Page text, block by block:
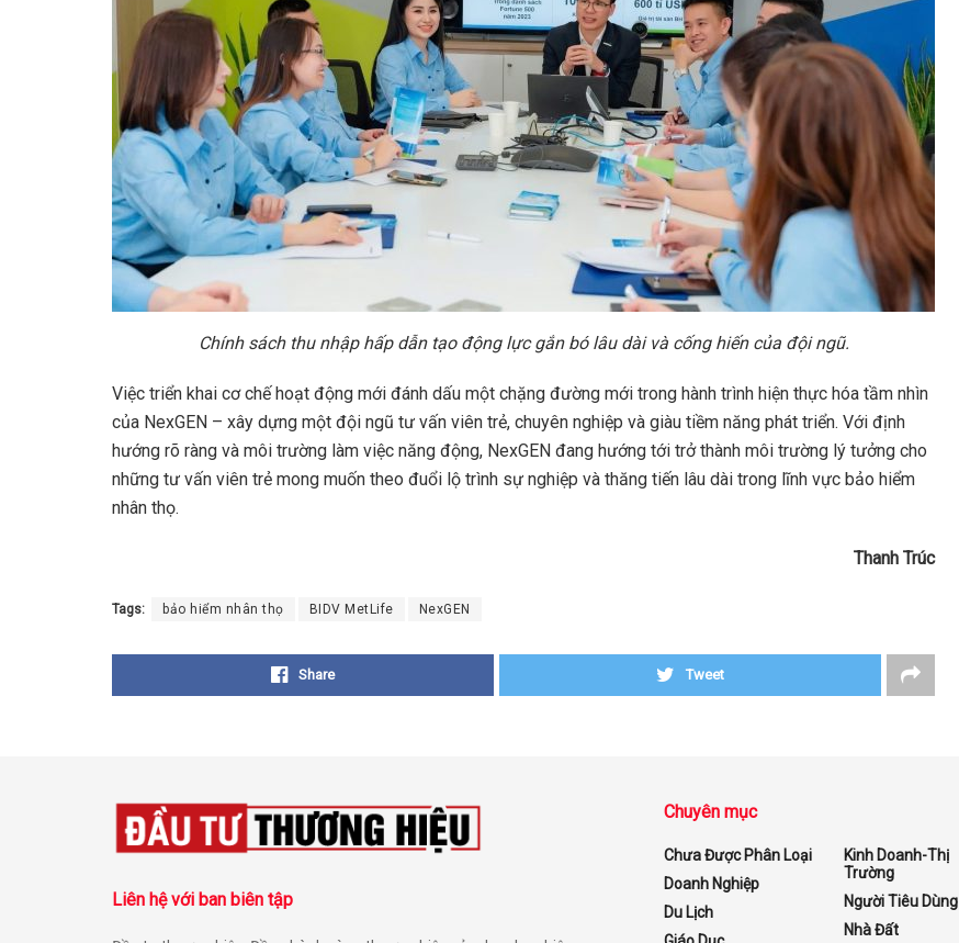
Chính sách thu nhập hấp dẫn tạo động lực gắn bó lâu dài và cống hiến của đội ngũ.
Việc triển khai cơ chế hoạt động mới đánh dấu một chặng đường mới trong hành trình hiện thực hóa tầm nhìn
của NexGEN – xây dựng một đội ngũ tư vấn viên trẻ, chuyên nghiệp và giàu tiềm năng phát triển. Với định
hướng rõ ràng và môi trường làm việc năng động, NexGEN đang hướng tới trở thành môi trường lý tưởng cho
những tư vấn viên trẻ mong muốn theo đuổi lộ trình sự nghiệp và thăng tiến lâu dài trong lĩnh vực bảo hiểm
nhân thọ.
Thanh Trúc
Tags: bảo hiểm nhân thọ BIDV MetLife NexGEN
Share Tweet
Liên hệ với ban biên tập
Chuyên mục
Chưa Được Phân Loại
Doanh Nghiệp
Du Lịch
Kinh Doanh-Thị
Trường
Người Tiêu Dùng
Nhà Đất